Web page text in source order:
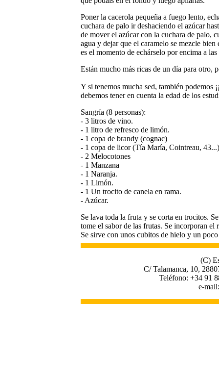
Poner la cacerola pequeña a fuego lento,
cuchara de palo ir deshaciendo el azúcar
de mover el azúcar con la cuchara de palo,
agua y dejar que el caramelo se mezcle
es el momento de echárselo por encima a
Están mucho más ricas de un día para otro,
Y si tenemos mucha sed, también podemos
debemos tener en cuenta la edad de los
Sangría (8 personas):
- 3 litros de vino.
- 1 litro de refresco de limón.
- 1 copa de brandy (cognac)
- 1 copa de licor (Tía María, Cointreau, 43...)
- 2 Melocotones
- 1 Manzana
- 1 Naranja.
- 1 Limón.
- 1 Un trocito de canela en rama.
- Azúcar.
Se lava toda la fruta y se corta en trocitos.
tome el sabor de las frutas. Se incorporan el
Se sirve con unos cubitos de hielo y un
(C)
C/ Talamanca, 10,
Teléfono: +34 91
e-